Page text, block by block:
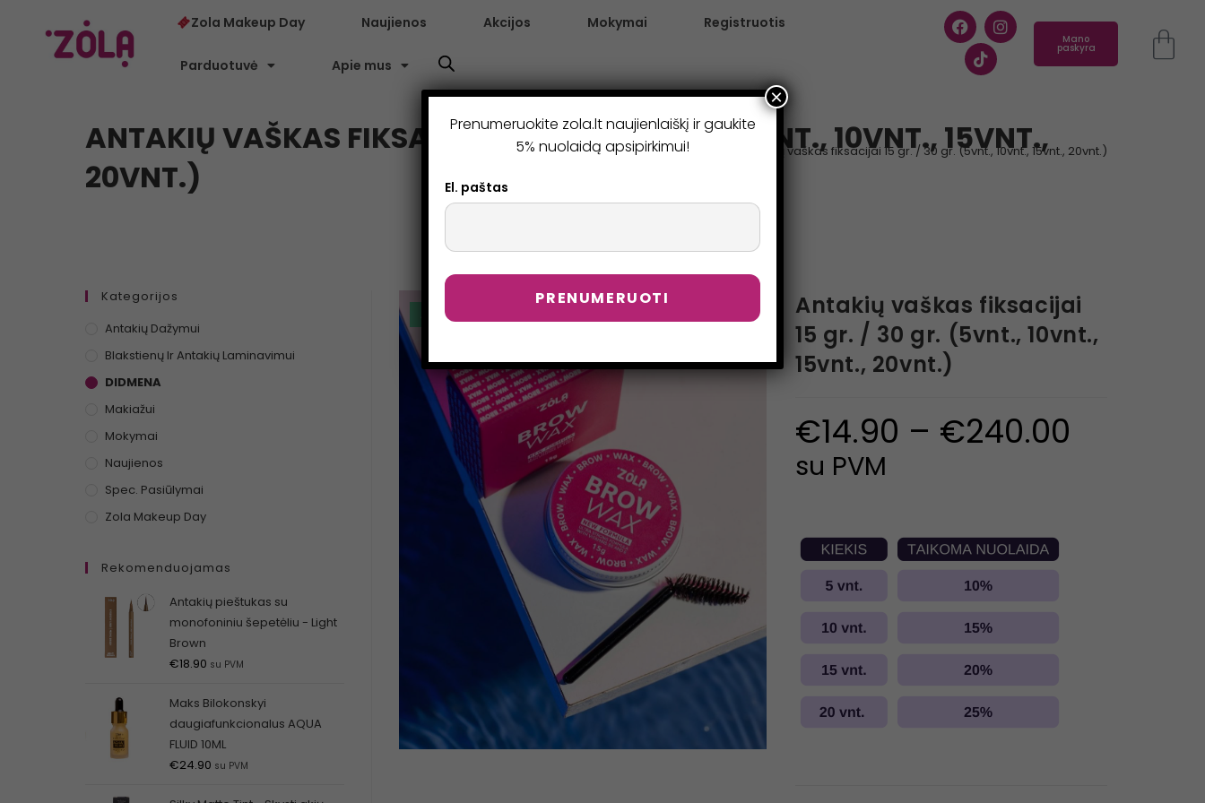
Zola Makeup Day Naujienos Akcijos Mokymai Registruotis
Parduotuvė Apie mus
Mano
paskyra
ANTAKIŲ VAŠKAS FIKSACIJAI 15 GR. / 30 GR. (5VNT., 10VNT., 15VNT.,
20VNT.)
> Parduotuvė Antakių vaškas fiksacijai 15 gr. / 30 gr. (5vnt., 10vnt., 15vnt., 20vnt.)
AKCIJA!
Antakių vaškas fiksacijai
15 gr. / 30 gr. (5vnt., 10vnt.,
15vnt., 20vnt.)
€14.90 – €240.00
su PVM
Kategorijos
Antakių Dažymui
Blakstienų Ir Antakių Laminavimui
DIDMENA
Makiažui
Mokymai
Naujienos
Spec. Pasiūlymai
Zola Makeup Day
Rekomenduojamas
Antakių pieštukas su
monofoniniu šepetėliu - Light
Brown
€18.90 su PVM
Maks Bilokonskyi
daugiafunkcionalus AQUA
FLUID 10ML
€24.90 su PVM
Prenumeruokite zola.lt naujienlaiškį ir gaukite
5% nuolaidą apsipirkimui!
El. paštas
×